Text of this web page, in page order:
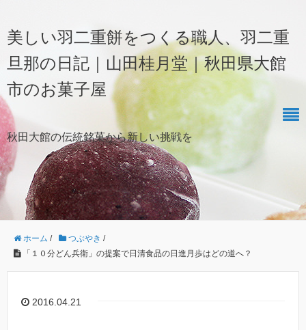
美しい羽二重餅をつくる職人、羽二重
旦那の日記｜山田桂月堂｜秋田県大館
市のお菓子屋
秋田大館の伝統銘菓から新しい挑戦を
ホーム / つぶやき /
「１０分どん兵衛」の提案で日清食品の日進月歩はどの道へ？
2016.04.21